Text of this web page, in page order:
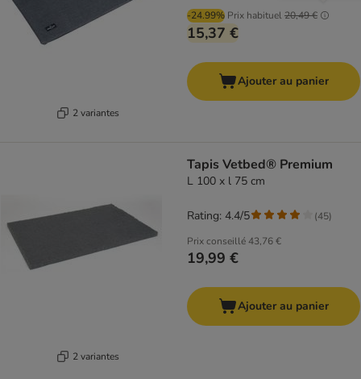
2 variantes
-24.99% Prix habituel20,49 €
15,37 €
Ajouter au panier
2 variantes
Tapis Vetbed® Premium
L 100 x l 75 cm
Prix conseillé43,76 €
19,99 €
Rating: 4.4/5 (45)
Ajouter au panier